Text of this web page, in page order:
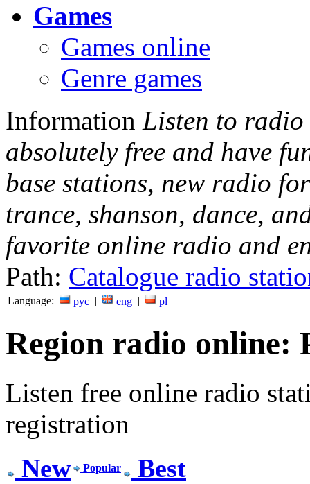
Games
Games online
Genre games
Information Listen to
absolutely free and have
base stations, new radio
trance, shanson, dance,
favorite online radio and
Path: Catalogue radio
Language: рус | eng | pl
Region radio online:
Listen free online radio
registration
New Popular
Best